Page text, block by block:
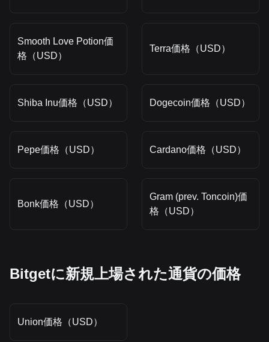
Smooth Love Potion価
格（USD）
Terra価格（USD）
Shiba Inu価格（USD） Dogecoin価格（USD）
Pepe価格（USD） Cardano価格（USD）
Bonk価格（USD）
Gram (prev. Toncoin)価
格（USD）
Bitgetに新規上場された通貨の価格
Union価格（USD）